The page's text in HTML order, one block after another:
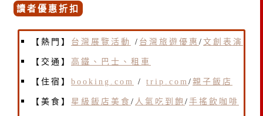
讀者優惠折扣
【熱門】 台灣展覽活動 / 台灣旅遊優惠 / 文創表演
【交通】 高鐵、巴士、租車
【住宿】 booking.com / trip.com / 親子飯店
【美食】 星級飯店美食 / 人氣吃到飽 / 手搖飲咖啡